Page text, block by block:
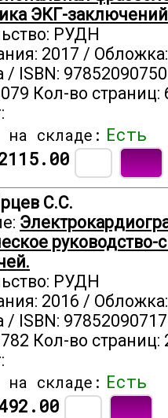
ЭКГ-
РУДН
2017 /
/ ISBN:
Кол-во страниц:
на складе: Есть
С.С.
руководство-
РУДН
2016 /
/ ISBN:
Кол-во страниц:
на складе: Есть